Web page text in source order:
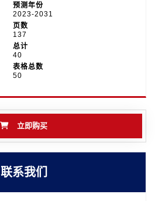
预测年份
2023-2031
页数
137
总计
40
表格总数
50
立即购买
联系我们